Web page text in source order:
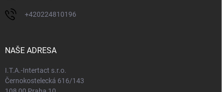
+420224810196
NAŠE ADRESA
I.T.A.-Intertact s.r.o.
Černokostelecká 616/143